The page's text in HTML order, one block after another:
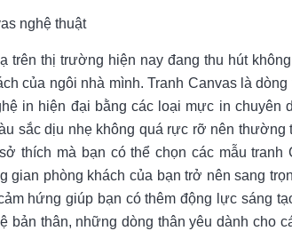
nghệ thuật
trên thị trường hiện nay đang thu hút
của ngôi nhà mình. Tranh Canvas là
in hiện đại bằng các loại mực in chuyên
sắc dịu nhẹ không quá rực rỡ nên thường
thích mà bạn có thể chọn các mẫu tranh
gian phòng khách của bạn trở nên sang
hứng giúp bạn có thêm động lực sáng
bản thân, những dòng thân yêu dành cho